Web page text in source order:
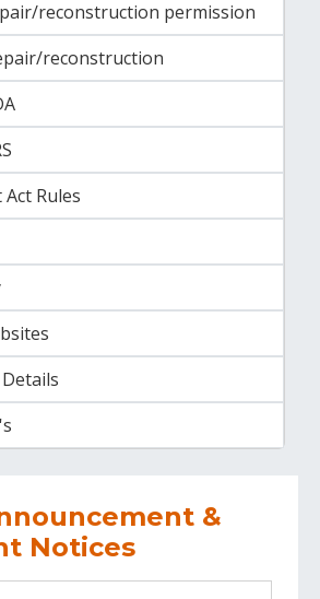
reconstruction permission
reconstruction
Rules
&
Notices